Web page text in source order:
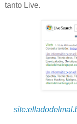
tanto Live.